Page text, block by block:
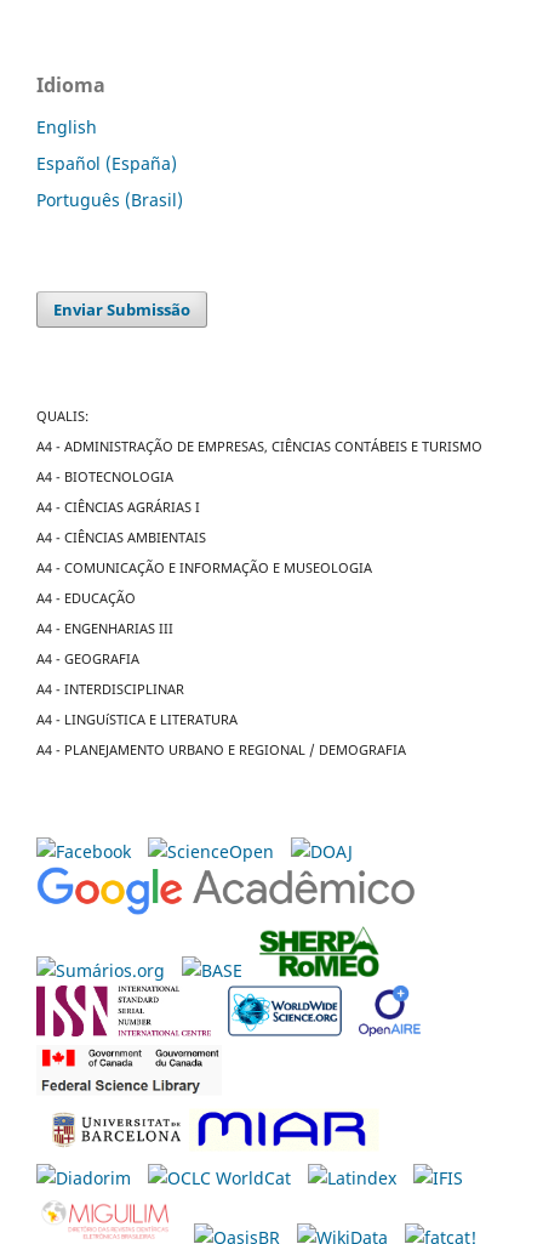
Idioma
English
Español (España)
Português (Brasil)
Enviar Submissão
QUALIS:
A4 - ADMINISTRAÇÃO DE EMPRESAS, CIÊNCIAS CONTÁBEIS E TURISMO
A4 - BIOTECNOLOGIA
A4 - CIÊNCIAS AGRÁRIAS I
A4 - CIÊNCIAS AMBIENTAIS
A4 - COMUNICAÇÃO E INFORMAÇÃO E MUSEOLOGIA
A4 - EDUCAÇÃO
A4 - ENGENHARIAS III
A4 - GEOGRAFIA
A4 - INTERDISCIPLINAR
A4 - LINGUíSTICA E LITERATURA
A4 - PLANEJAMENTO URBANO E REGIONAL / DEMOGRAFIA